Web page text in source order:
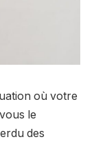
où votre
le
des